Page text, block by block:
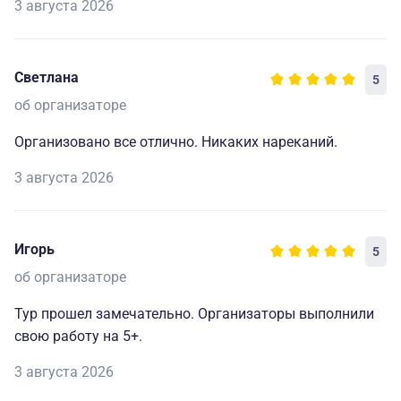
3 августа 2026
Светлана 5
об организаторе
Организовано все отлично. Никаких нареканий.
3 августа 2026
Игорь 5
об организаторе
Тур прошел замечательно. Организаторы выполнили
свою работу на 5+.
3 августа 2026